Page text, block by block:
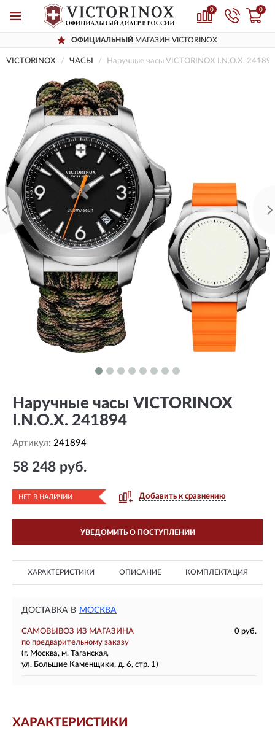
0 0
ОФИЦИАЛЬНЫЙ МАГАЗИН VICTORINOX
VICTORINOX ЧАСЫ Наручные часы VICTORINOX I.N.O.X.
Наручные часы VICTORINOX
I.N.O.X. 241894
Артикул: 241894
58 248 руб.
НЕТ В НАЛИЧИИ Добавить к сравнению
УВЕДОМИТЬ О ПОСТУПЛЕНИИ
ХАРАКТЕРИСТИКИ ОПИСАНИЕ КОМПЛЕКТАЦИЯ
ДОСТАВКА В МОСКВА
САМОВЫВОЗ ИЗ МАГАЗИНА
0 руб.
по предварительному заказу
(г. Москва, м. Таганская,
ул. Большие Каменщики, д. 6, стр. 1)
ХАРАКТЕРИСТИКИ